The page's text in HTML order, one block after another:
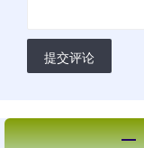
提交评论